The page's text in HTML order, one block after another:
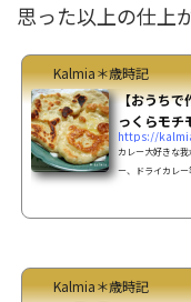
思った以上の仕上
Kalmia＊歳時記
【おうちで
っくらモチ
https://
カレー大好きな
ー、ドライカレ
写真）何だか残
Kalmia＊歳時記